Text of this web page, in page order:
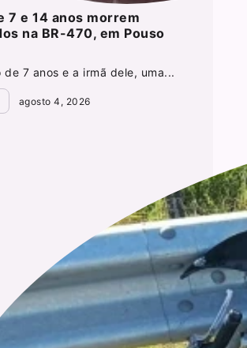
7 e 14 anos morrem
na BR-470, em Pouso
de 7 anos e a irmã dele, uma...
agosto 4, 2026